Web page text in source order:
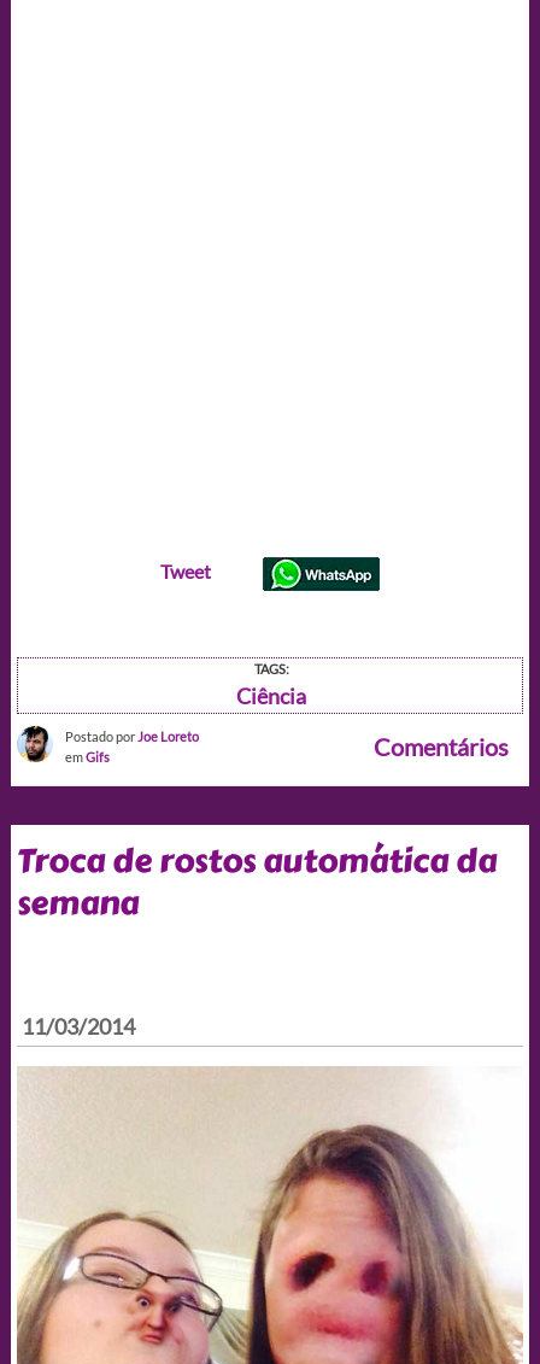
Tweet
TAGS:
Ciência
Postado por Joe Loreto
emGifs Comentários
Troca de rostos automática da
semana
11/03/2014